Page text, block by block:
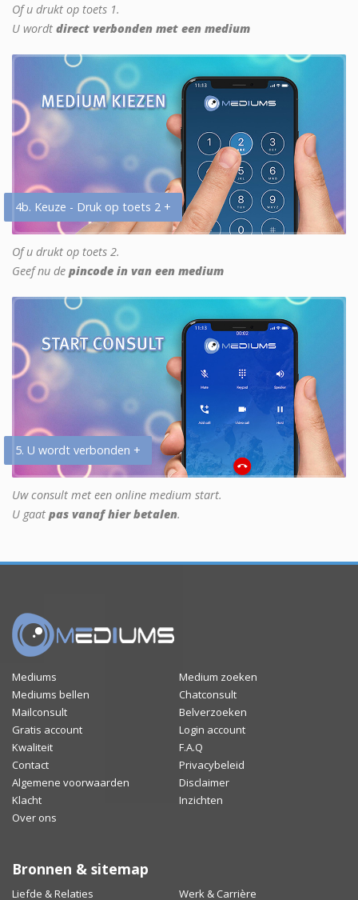
Of u drukt op toets 1.
U wordt direct verbonden met een medium
4b. Keuze - Druk op toets 2 +
Of u drukt op toets 2.
Geef nu de pincode in van een medium
5. U wordt verbonden +
Uw consult met een online medium start.
U gaat pas vanaf hier betalen.
Mediums
Medium zoeken
Mediums bellen
Chatconsult
Mailconsult
Belverzoeken
Gratis account
Login account
Kwaliteit
F.A.Q
Contact
Privacybeleid
Algemene voorwaarden
Disclaimer
Klacht
Inzichten
Over ons
Bronnen & sitemap
Liefde & Relaties Werk & Carrière